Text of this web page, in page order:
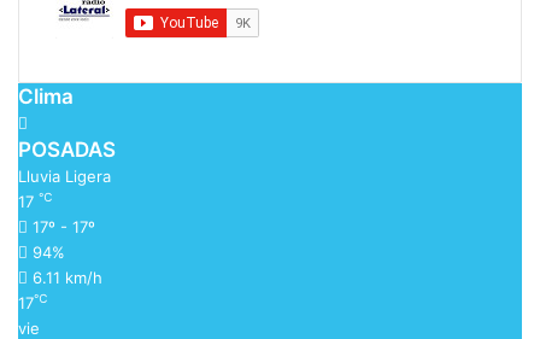
Clima
POSADAS
Lluvia Ligera
17 ℃
17º - 17º
94%
6.11 km/h
17℃
vie